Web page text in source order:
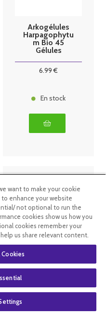
Arkogélules
Harpagophytu
m Bio 45
Gélules
6.99 €
En stock
Expert Minceur
want to make your cookie
enhance your website
not optional to run the
cookies show us how you
cookies remember your
us share relevant content.